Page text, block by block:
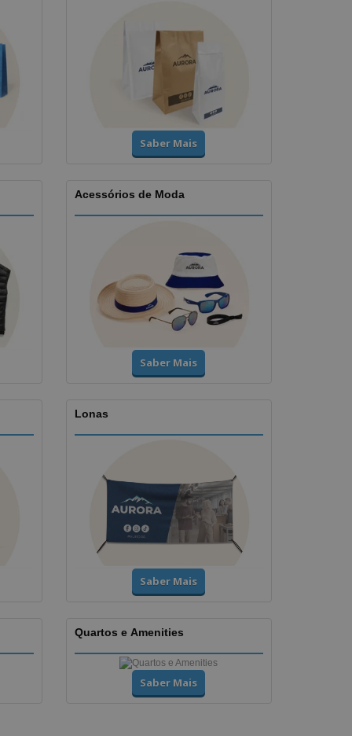
Saber Mais
Acessórios de Moda
Saber Mais
Lonas
Saber Mais
Quartos e Amenities
Saber Mais